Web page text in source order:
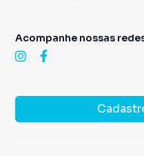
Acompanhe nossas